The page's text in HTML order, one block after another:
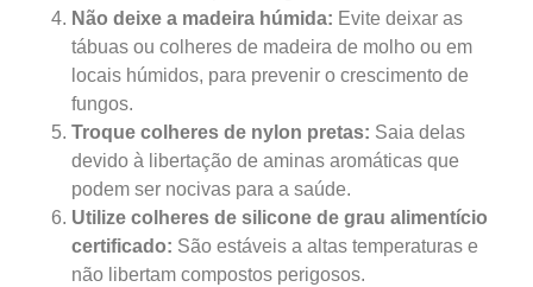
Não deixe a madeira húmida: Evite deixar as
tábuas ou colheres de madeira de molho ou em
locais húmidos, para prevenir o crescimento de
fungos.
Troque colheres de nylon pretas: Saia delas
devido à libertação de aminas aromáticas que
podem ser nocivas para a saúde.
Utilize colheres de silicone de grau alimentício
certificado: São estáveis a altas temperaturas e
não libertam compostos perigosos.